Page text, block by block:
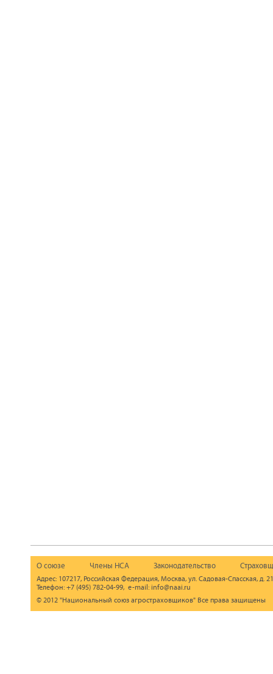
О союзе Члены НСА Законодательство
Адрес: 107217, Российская Федерация, Москва, ул. Садовая-Спасская, д.
Телефон: +7 (495) 782-04-99, e-mail: info@naai.ru
© 2012 "Национальный союз агростраховщиков" Все права защищены